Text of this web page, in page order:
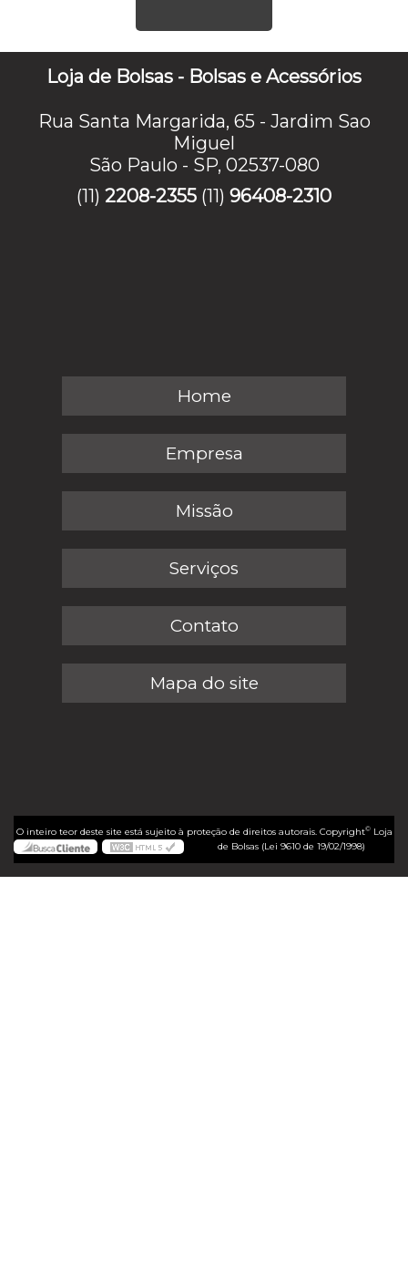
Loja de Bolsas - Bolsas e Acessórios
Rua Santa Margarida, 65 - Jardim Sao
Miguel
São Paulo - SP, 02537-080
(11) 2208-2355 (11) 96408-2310
Home
Empresa
Missão
Serviços
Contato
Mapa do site
O inteiro teor deste site está sujeito à proteção de direitos autorais. Copyright©Loja
de Bolsas (Lei 9610 de 19/02/1998)